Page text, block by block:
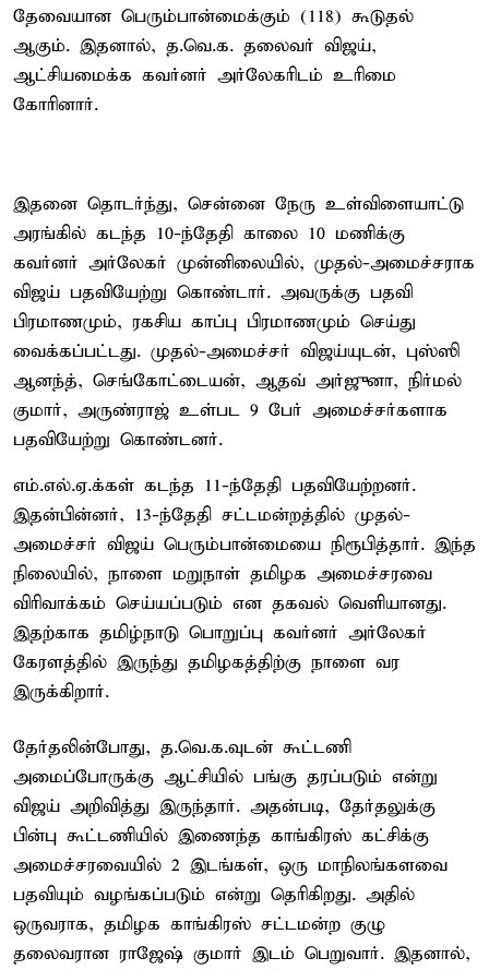
தேவையான பெரும்பான்மைக்கும் (118) கூடுதல்
ஆகும். இதனால், த.வெ.க. தலைவர் விஜய்,
ஆட்சியமைக்க கவர்னர் அர்லேகரிடம் உரிமை
கோரினார்.
இதனை தொடர்ந்து, சென்னை நேரு உள்விளையாட்டு
அரங்கில் கடந்த 10-ந்தேதி காலை 10 மணிக்கு
கவர்னர் அர்லேகர் முன்னிலையில், முதல்-அமைச்சராக
விஜய் பதவியேற்று கொண்டார். அவருக்கு பதவி
பிரமாணமும், ரகசிய காப்பு பிரமாணமும் செய்து
வைக்கப்பட்டது. முதல்-அமைச்சர் விஜய்யுடன், புஸ்ஸி
ஆனந்த், செங்கோட்டையன், ஆதவ் அர்ஜுனா, நிர்மல்
குமார், அருண்ராஜ் உள்பட 9 பேர் அமைச்சர்களாக
பதவியேற்று கொண்டனர்.
எம்.எல்.ஏ.க்கள் கடந்த 11-ந்தேதி பதவியேற்றனர்.
இதன்பின்னர், 13-ந்தேதி சட்டமன்றத்தில் முதல்-
அமைச்சர் விஜய் பெரும்பான்மையை நிரூபித்தார். இந்த
நிலையில், நாளை மறுநாள் தமிழக அமைச்சரவை
விரிவாக்கம் செய்யப்படும் என தகவல் வெளியானது.
இதற்காக தமிழ்நாடு பொறுப்பு கவர்னர் அர்லேகர்
கேரளத்தில் இருந்து தமிழகத்திற்கு நாளை வர
இருக்கிறார்.
தேர்தலின்போது, த.வெ.க.வுடன் கூட்டணி
அமைப்போருக்கு ஆட்சியில் பங்கு தரப்படும் என்று
விஜய் அறிவித்து இருந்தார். அதன்படி, தேர்தலுக்கு
பின்பு கூட்டணியில் இணைந்த காங்கிரஸ் கட்சிக்கு
அமைச்சரவையில் 2 இடங்கள், ஒரு மாநிலங்களவை
பதவியும் வழங்கப்படும் என்று தெரிகிறது. அதில்
ஒருவராக, தமிழக காங்கிரஸ் சட்டமன்ற குழு
தலைவரான ராஜேஷ் குமார் இடம் பெறுவார். இதனால்,